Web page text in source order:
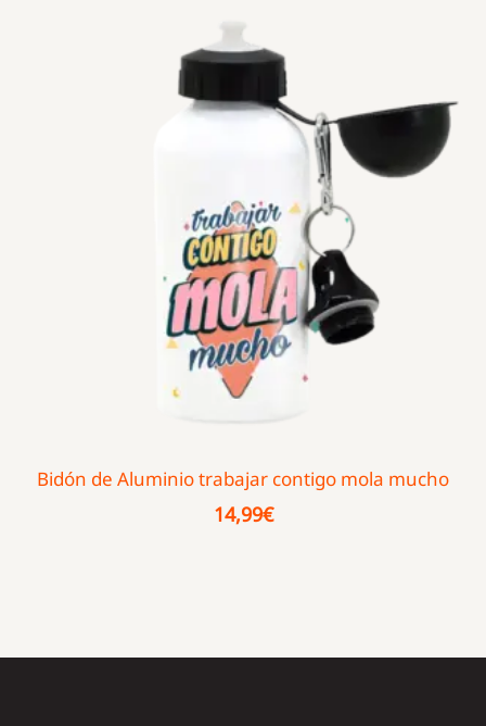
Bidón de Aluminio trabajar contigo mola mucho
14,99€